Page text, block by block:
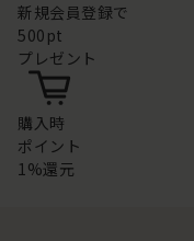
新規会員登録で
500pt
プレゼント
購入時
ポイント
1%還元